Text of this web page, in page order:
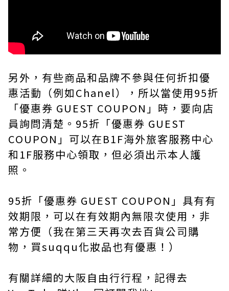
另外，有些商品和品牌不參與任何折扣優
惠活動（例如Chanel），所以當使用95折
「優惠券 GUEST COUPON」時，要向店
員詢問清楚。95折「優惠券 GUEST
COUPON」可以在B1F海外旅客服務中心
和1F服務中心領取，但必須出示本人護
照。
95折「優惠券 GUEST COUPON」具有有
效期限，可以在有效期內無限次使用，非
常方便（我在第三天再次去百貨公司購
物，買suqqu化妝品也有優惠！）
有關詳細的大阪自由行行程，記得去